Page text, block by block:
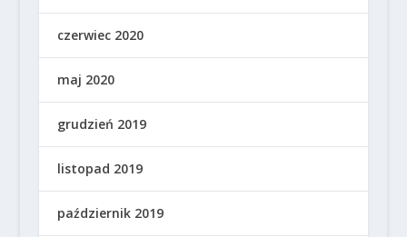
czerwiec 2020
maj 2020
grudzień 2019
listopad 2019
październik 2019